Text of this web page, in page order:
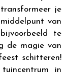
je
van
te
de magie van
schitteren!
in